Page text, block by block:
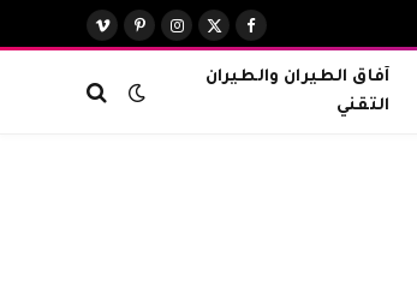
فيسبوك
X
الانستغرامبينتيريست
فيميو
آفاق الطيران والطيران
التقني